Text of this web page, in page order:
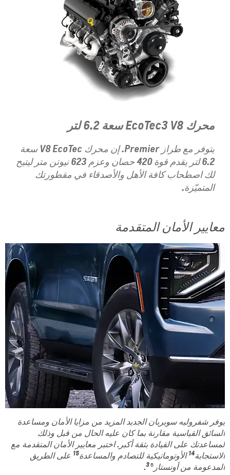
محرك EcoTec3 V8 سعة 6.2 لتر
يتوفر مع طراز Premier. إن محرك V8 EcoTec سعة
6.2 لتر يقدم قوة 420 حصان وعزم 623 نيوتن متر ليتيح
لك اصطحاب كافة الأهل والأصدقاء في مقطورتك
المتميّزة.
معايير الأمان المتقدمة
يوفر شفروليه سوبربان الجديد المزيد من مزايا الأمان ومساعدة
السائق القياسية مقارنة بما كان عليه الحال من قبل وذلك
لمساعدتك على القيادة بثقة أكبر. اختبر معايير الأمان المتقدمة مع
الاستجابة14الأوتوماتيكية للتصادم والمساعدة15على الطريق
المدعومة من أونستار®3
.